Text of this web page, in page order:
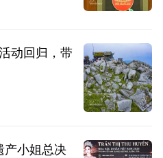
动回归，带
产小姐总决